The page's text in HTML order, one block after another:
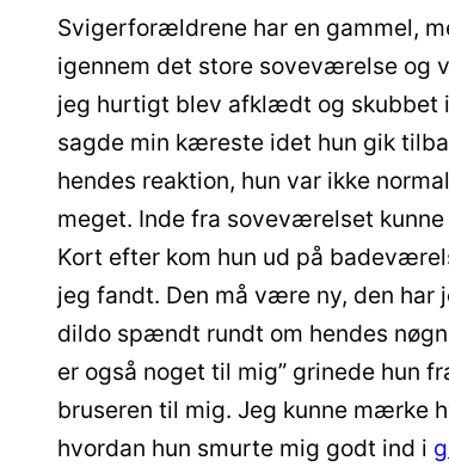
Svigerforældrene har en gammel,
igennem det store soveværelse og
jeg hurtigt blev afklædt og skubbet
sagde min kæreste idet hun gik
hendes reaktion, hun var ikke
meget. Inde fra soveværelset
Kort efter kom hun ud på
jeg fandt. Den må være ny, den har
dildo spændt rundt om hendes
er også noget til mig” grinede hun
bruseren til mig. Jeg kunne mærke
hvordan hun smurte mig godt ind i